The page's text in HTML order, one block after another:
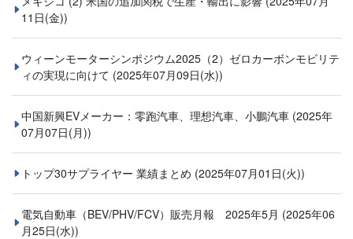
11日(金))
ウィーンモーターシンポジウム2025（2）ゼロカーボンモビリテ
ィの実現に向けて (2025年07月09日(水))
中国新興EVメーカー：零跑汽車、理想汽車、小鵬汽車 (2025年
07月07日(月))
トップ30サプライヤー 業績まとめ (2025年07月01日(火))
電気自動車（BEV/PHV/FCV）販売月報 2025年5月 (2025年06
月25日(水))